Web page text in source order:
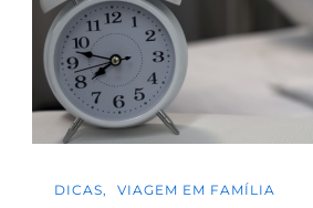
DICAS VIAGEM EM FAMÍLIA